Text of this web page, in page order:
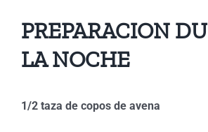
PREPARACION
LA NOCHE
1/2 taza de copos de avena